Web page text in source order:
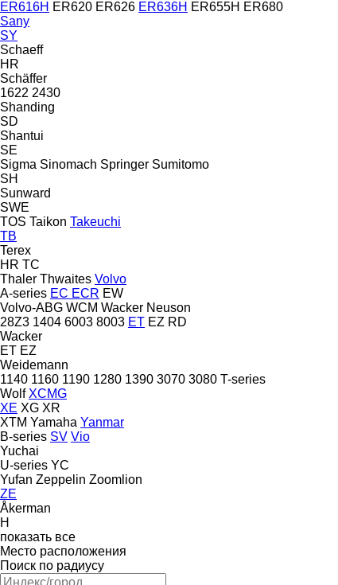
ER616H ER620 ER626 ER636H ER655H ER680
Sany
SY
Schaeff
HR
Schäffer
1622 2430
Shanding
SD
Shantui
SE
Sigma Sinomach Springer Sumitomo
SH
Sunward
SWE
TOS Taikon Takeuchi
TB
Terex
HR TC
Thaler Thwaites Volvo
A-series EC ECR EW
Volvo-ABG WCM Wacker Neuson
28Z3 1404 6003 8003 ET EZ RD
Wacker
ET EZ
Weidemann
1140 1160 1190 1280 1390 3070 3080 T-series
Wolf XCMG
XE XG XR
XTM Yamaha Yanmar
B-series SV Vio
Yuchai
U-series YC
Yufan Zeppelin Zoomlion
ZE
Åkerman
H
показать все
Место расположения
Поиск по радиусу